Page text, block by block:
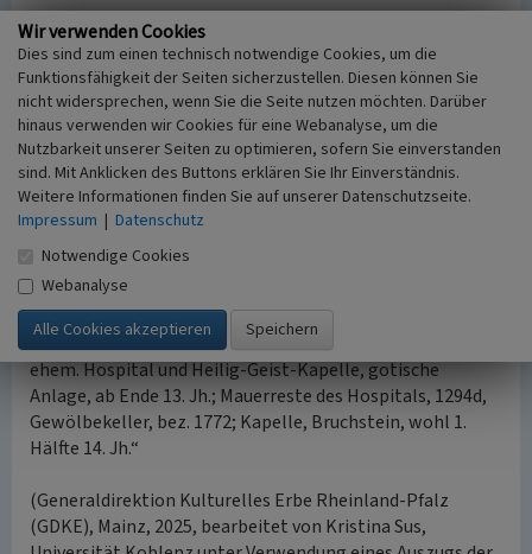
Zum Spitalgelände zählten die anschließenden Anwesen
Auf der Münze 2 und 4 (Hospitalneubau von 1896), die bis
heute Eigentum des Hospitalfonds sind. Auf dem Areal des
nördlich anschließenden ehemaligen Hospitalfriedhofs
wurde in den 1990er Jahren ein Wohnhaus errichtet.
nach oben
Kulturdenkmal
werden im Nachrichtlichen Verzeichnis der
Kulturdenkmäler im Landkreis Mainz-Bingen (Stand
14.05.2025) geführt. Der Eintrag lautet:
„Oberstraße 70
ehem. Hospital und Heilig-Geist-Kapelle, gotische
Anlage, ab Ende 13. Jh.; Mauerreste des Hospitals, 1294d,
Gewölbekeller, bez. 1772; Kapelle, Bruchstein, wohl 1.
Hälfte 14. Jh.“
(Generaldirektion Kulturelles Erbe Rheinland-Pfalz
(GDKE), Mainz, 2025, bearbeitet von Kristina Sus,
Wir verwenden Cookies
Dies sind zum einen technisch notwendige Cookies, um die
Funktionsfähigkeit der Seiten sicherzustellen. Diesen können Sie
nicht widersprechen, wenn Sie die Seite nutzen möchten. Darüber
hinaus verwenden wir Cookies für eine Webanalyse, um die
Nutzbarkeit unserer Seiten zu optimieren, sofern Sie einverstanden
sind. Mit Anklicken des Buttons erklären Sie Ihr Einverständnis.
Weitere Informationen finden Sie auf unserer Datenschutzseite.
Impressum | Datenschutz
Notwendige Cookies
Webanalyse